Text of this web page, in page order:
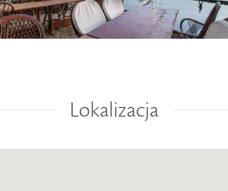
Lokalizacja